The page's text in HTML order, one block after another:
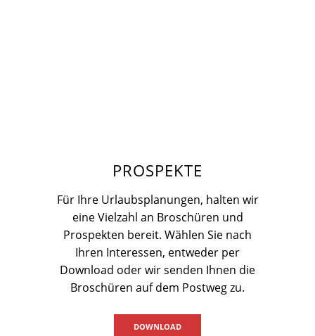
PROSPEKTE
Für Ihre Urlaubsplanungen, halten wir
eine Vielzahl an Broschüren und
Prospekten bereit. Wählen Sie nach
Ihren Interessen, entweder per
Download oder wir senden Ihnen die
Broschüren auf dem Postweg zu.
DOWNLOAD